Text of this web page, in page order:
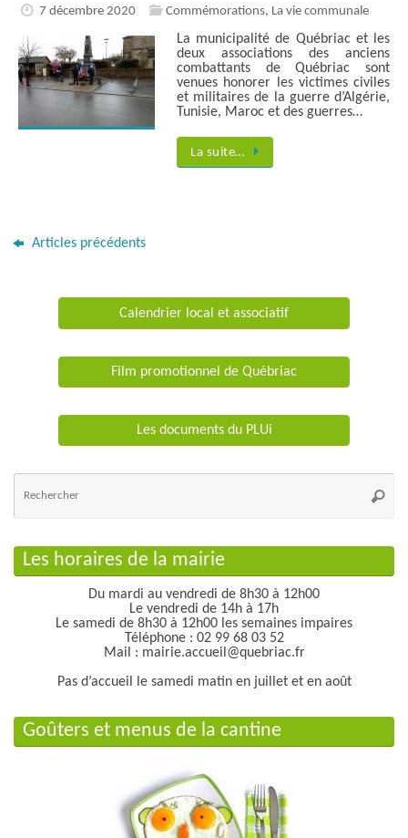
7 décembre 2020 Commémorations, La vie communale
La municipalité de Québriac et les
deux associations des anciens
combattants de Québriac sont
venues honorer les victimes civiles
et militaires de la guerre d’Algérie,
Tunisie, Maroc et des guerres…
La suite…
Articles précédents
Calendrier local et associatif
Film promotionnel de Québriac
Les documents du PLUi
Les horaires de la mairie
Du mardi au vendredi de 8h30 à 12h00
Le vendredi de 14h à 17h
Le samedi de 8h30 à 12h00 les semaines impaires
Téléphone : 02 99 68 03 52
Mail : mairie.accueil@quebriac.fr
Pas d’accueil le samedi matin en juillet et en août
Goûters et menus de la cantine